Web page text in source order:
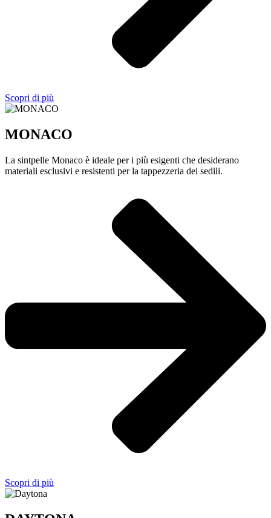
Scopri di più
MONACO
La sintpelle Monaco è ideale per i più esigenti che desiderano
materiali esclusivi e resistenti per la tappezzeria dei sedili.
Scopri di più